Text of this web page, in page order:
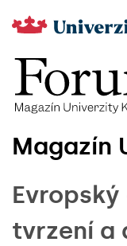
Magazín
tvrzení a